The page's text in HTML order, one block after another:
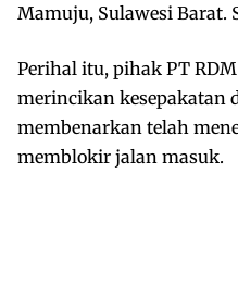
Mamuju, Sulawesi Barat.
Perihal itu, pihak PT
merincikan kesepakatan
membenarkan telah
memblokir jalan masuk.